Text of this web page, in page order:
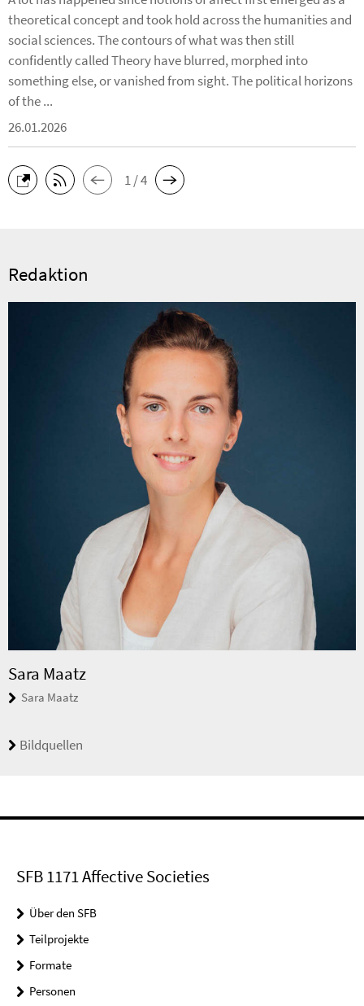
theoretical concept and took hold across the humanities and
social sciences. The contours of what was then still
confidently called Theory have blurred, morphed into
something else, or vanished from sight. The political horizons
of the ...
26.01.2026
1 / 4
Redaktion
Sara Maatz
Sara Maatz
Bildquellen
SFB 1171 Affective Societies
Über den SFB
Teilprojekte
Formate
Personen